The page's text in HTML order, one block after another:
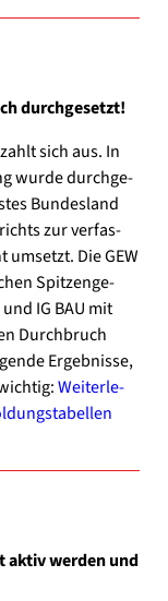
durch­ge­setzt!
sich aus. In
wur­de durch­ge­
Bun­des­land
zur ver­fas­
Die GEW
Spit­zen­ge­
IG BAU mit
Durch­bruch
Ergeb­nis­se,
Wei­ter­le­
aktiv wer­den und